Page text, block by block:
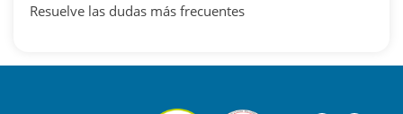
Resuelve las dudas más frecuentes